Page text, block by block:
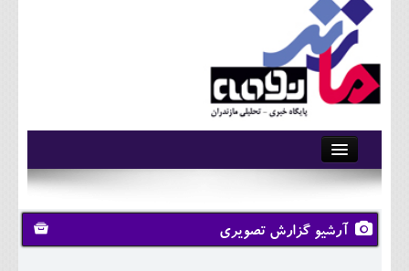
آرشیو
تماس با ما
وبلاگ
آرشیو گزارش تصویری